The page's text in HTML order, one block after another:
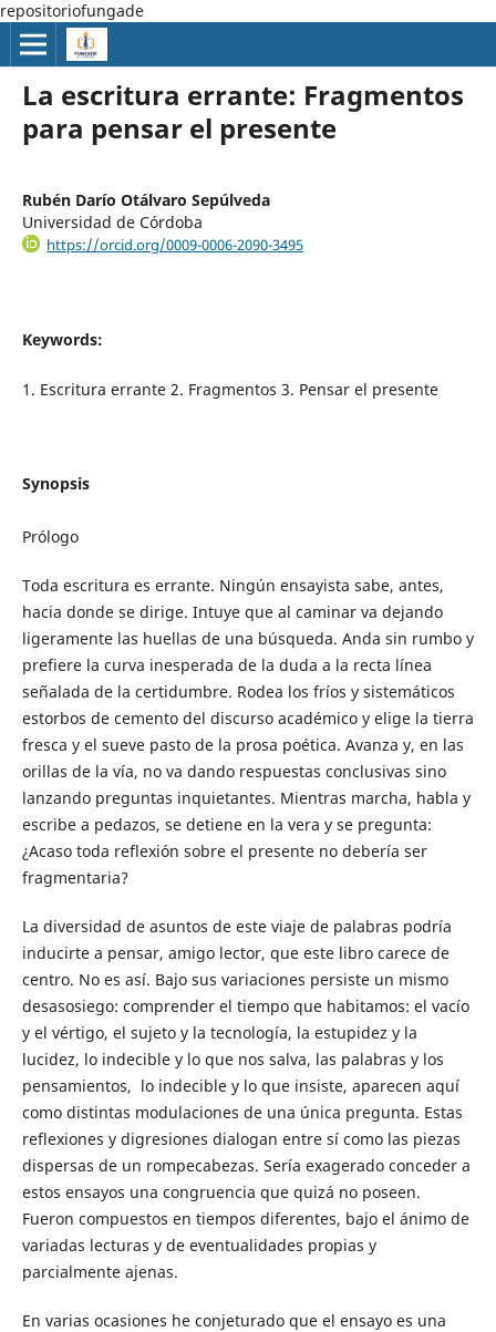
repositoriofungade
La escritura errante: Fragmentos
para pensar el presente
Rubén Darío Otálvaro Sepúlveda
Universidad de Córdoba
https://orcid.org/0009-0006-2090-3495
Keywords:
1. Escritura errante 2. Fragmentos 3. Pensar el presente
Synopsis
Prólogo
Toda escritura es errante. Ningún ensayista sabe, antes,
hacia donde se dirige. Intuye que al caminar va dejando
ligeramente las huellas de una búsqueda. Anda sin rumbo y
prefiere la curva inesperada de la duda a la recta línea
señalada de la certidumbre. Rodea los fríos y sistemáticos
estorbos de cemento del discurso académico y elige la tierra
fresca y el sueve pasto de la prosa poética. Avanza y, en las
orillas de la vía, no va dando respuestas conclusivas sino
lanzando preguntas inquietantes. Mientras marcha, habla y
escribe a pedazos, se detiene en la vera y se pregunta:
¿Acaso toda reflexión sobre el presente no debería ser
fragmentaria?
La diversidad de asuntos de este viaje de palabras podría
inducirte a pensar, amigo lector, que este libro carece de
centro. No es así. Bajo sus variaciones persiste un mismo
desasosiego: comprender el tiempo que habitamos: el vacío
y el vértigo, el sujeto y la tecnología, la estupidez y la
lucidez, lo indecible y lo que nos salva, las palabras y los
pensamientos, lo indecible y lo que insiste, aparecen aquí
como distintas modulaciones de una única pregunta. Estas
reflexiones y digresiones dialogan entre sí como las piezas
dispersas de un rompecabezas. Sería exagerado conceder a
estos ensayos una congruencia que quizá no poseen.
Fueron compuestos en tiempos diferentes, bajo el ánimo de
variadas lecturas y de eventualidades propias y
parcialmente ajenas.
En varias ocasiones he conjeturado que el ensayo es una